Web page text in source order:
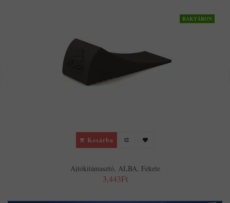
RAKTÁRON
Kosárba
Ajtókitámasztó, ALBA, Fekete
3,443Ft